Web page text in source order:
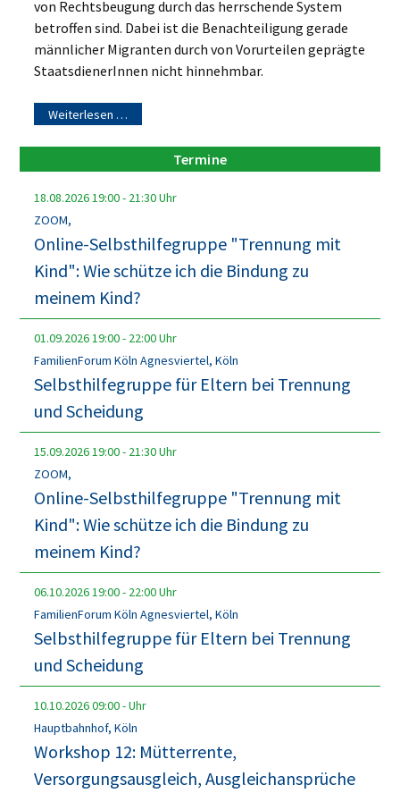
von Rechtsbeugung durch das herrschende System
betroffen sind. Dabei ist die Benachteiligung gerade
männlicher Migranten durch von Vorurteilen geprägte
StaatsdienerInnen nicht hinnehmbar.
Weiterlesen …
Termine
18.08.2026 19:00- 21:30Uhr
ZOOM,
Online-Selbsthilfegruppe "Trennung mit
Kind": Wie schütze ich die Bindung zu
meinem Kind?
01.09.2026 19:00- 22:00Uhr
FamilienForum Köln Agnesviertel, Köln
Selbsthilfegruppe für Eltern bei Trennung
und Scheidung
15.09.2026 19:00- 21:30Uhr
ZOOM,
Online-Selbsthilfegruppe "Trennung mit
Kind": Wie schütze ich die Bindung zu
meinem Kind?
06.10.2026 19:00- 22:00Uhr
FamilienForum Köln Agnesviertel, Köln
Selbsthilfegruppe für Eltern bei Trennung
und Scheidung
10.10.202609:00-Uhr
Hauptbahnhof, Köln
Workshop 12: Mütterrente,
Versorgungsausgleich, Ausgleichansprüche